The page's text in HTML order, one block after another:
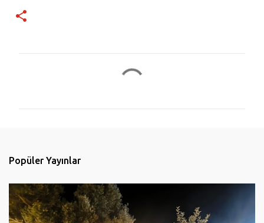
r
Popüler Yayınlar